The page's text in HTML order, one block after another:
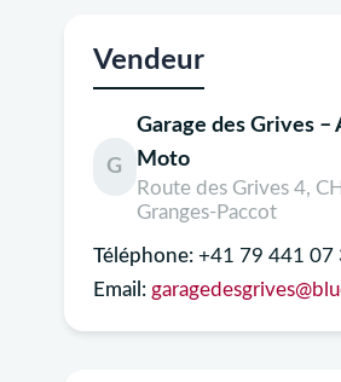
Vendeur
G
Garage des Grives –
Moto
Route des Grives 4,
Granges-Paccot
Téléphone:+41 79 441 07
Email: